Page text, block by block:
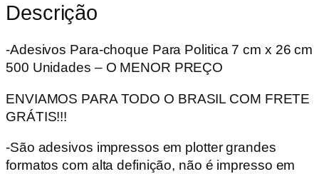
–
2022
quantidade
Descrição
-Adesivos Para-choque Para Politica 7 cm x 26 cm
500 Unidades – O MENOR PREÇO
ENVIAMOS PARA TODO O BRASIL COM FRETE
GRÁTIS!!!
-São adesivos impressos em plotter grandes
formatos com alta definição, não é impresso em